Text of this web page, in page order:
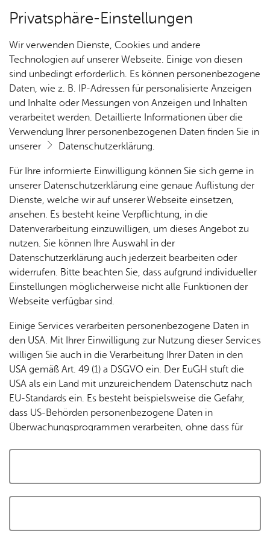
Kartenansicht
Cookie-Hinweis
Zum Laden dieser Karte wird eine Verbindung zu externen
Servern hergestellt. Diese verwenden Cookies und andere
Tracking-Technologien, um die Bedienung zu
personalisieren und zu verbessern. Weitere Informationen
finden Sie in unsererDatenschutzerklärung
Cookies akzeptieren und Karte laden
Privatsphäre-Einstellungen
Wir verwenden Dienste, Cookies und andere
Technologien auf unserer Webseite. Einige von diesen
sind unbedingt erforderlich. Es können personenbezogene
Daten, wie z. B. IP-Adressen für personalisierte Anzeigen
und Inhalte oder Messungen von Anzeigen und Inhalten
verarbeitet werden. Detaillierte Informationen über die
Verwendung Ihrer personenbezogenen Daten finden Sie in
unserer
Datenschutzerklärung.
Für Ihre informierte Einwilligung können Sie sich gerne in
unserer Datenschutzerklärung eine genaue Auflistung der
Dienste, welche wir auf unserer Webseite einsetzen,
ansehen. Es besteht keine Verpflichtung, in die
Datenverarbeitung einzuwilligen, um dieses Angebot zu
nutzen. Sie können Ihre Auswahl in der
Datenschutzerklärung auch jederzeit bearbeiten oder
widerrufen. Bitte beachten Sie, dass aufgrund individueller
Einstellungen möglicherweise nicht alle Funktionen der
Webseite verfügbar sind.
Einige Services verarbeiten personenbezogene Daten in
den USA. Mit Ihrer Einwilligung zur Nutzung dieser Services
willigen Sie auch in die Verarbeitung Ihrer Daten in den
USA gemäß Art. 49 (1) a DSGVO ein. Der EuGH stuft die
USA als ein Land mit unzureichendem Datenschutz nach
EU-Standards ein. Es besteht beispielsweise die Gefahr,
dass US-Behörden personenbezogene Daten in
Überwachungsprogrammen verarbeiten, ohne dass für